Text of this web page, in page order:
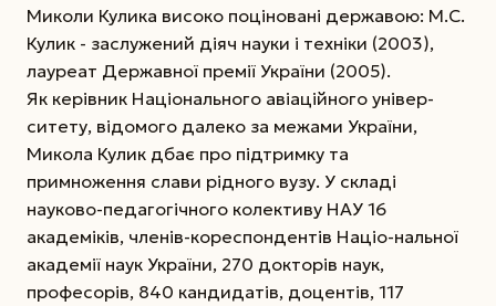
Миколи Кулика високо поціновані державою: М.С.
Кулик - заслужений діяч науки і техніки (2003),
лауреат Державної премії України (2005).
Як керівник Національного авіаційного універ-
ситету, відомого далеко за межами України,
Микола Кулик дбає про підтримку та
примноження слави рідного вузу. У складі
науково-педагогічного колективу НАУ 16
академіків, членів-кореспондентів Націо-нальної
академії наук України, 270 докторів наук,
професорів, 840 кандидатів, доцентів, 117